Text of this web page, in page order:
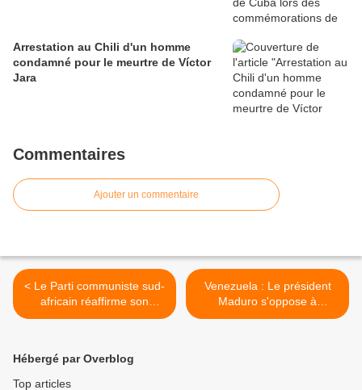
Arrestation au Chili d'un homme
condamné pour le meurtre de Víctor
Jara
Commentaires
Ajouter un commentaire
< Le Parti communiste sud-
africain réaffirme son
soutien inconditionnel à
Venezuela : Le président
Maduro s'oppose à
l’agression américaine >
Hébergé par Overblog
Top articles